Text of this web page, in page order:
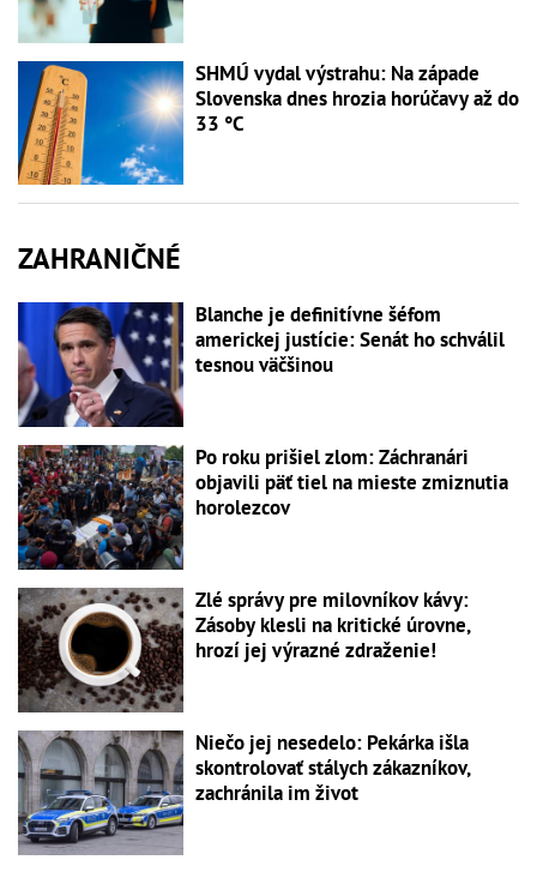
SHMÚ vydal výstrahu: Na západe
Slovenska dnes hrozia horúčavy až do
33 °C
ZAHRANIČNÉ
Blanche je definitívne šéfom
americkej justície: Senát ho schválil
tesnou väčšinou
Po roku prišiel zlom: Záchranári
objavili päť tiel na mieste zmiznutia
horolezcov
Zlé správy pre milovníkov kávy:
Zásoby klesli na kritické úrovne,
hrozí jej výrazné zdraženie!
Niečo jej nesedelo: Pekárka išla
skontrolovať stálych zákazníkov,
zachránila im život